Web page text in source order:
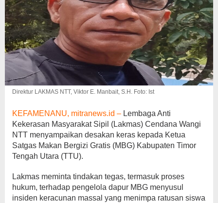
Direktur LAKMAS NTT, Viktor E. Manbait, S.H. Foto: Ist
KEFAMENANU, mitranews.id – Lembaga Anti
Kekerasan Masyarakat Sipil (Lakmas) Cendana Wangi
NTT menyampaikan desakan keras kepada Ketua
Satgas Makan Bergizi Gratis (MBG) Kabupaten Timor
Tengah Utara (TTU).
Lakmas meminta tindakan tegas, termasuk proses
hukum, terhadap pengelola dapur MBG menyusul
insiden keracunan massal yang menimpa ratusan siswa